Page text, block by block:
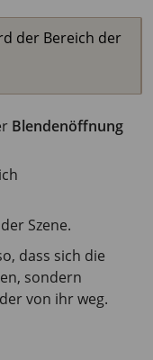
der Bereich der
Blendenöffnung
Szene.
dass sich die
sondern
von ihr weg.